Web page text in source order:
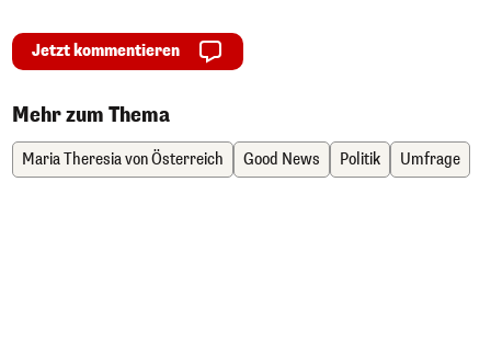
Jetzt kommentieren
Mehr zum Thema
Maria Theresia von Österreich Good News Politik Umfrage